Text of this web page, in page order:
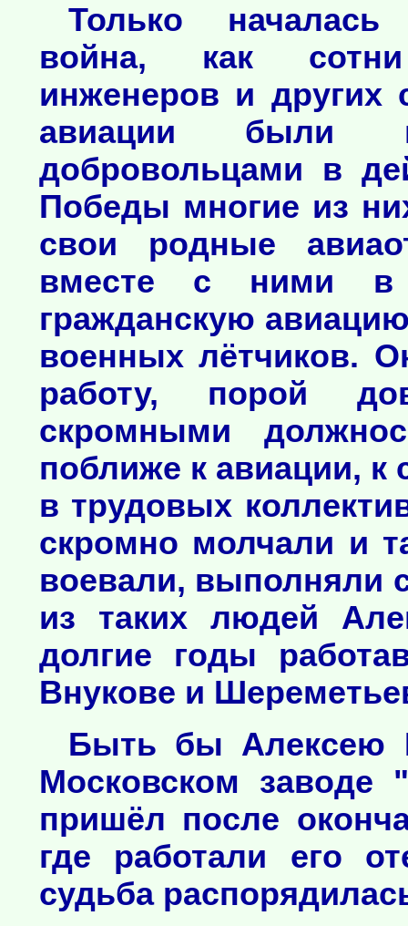
Только началась
война, как
инженеров и других
авиации были
добровольцами в
Победы многие из
свои родные
вместе с ними в
гражданскую
военных лётчиков.
работу, порой
скромными
поближе к авиации, к
в трудовых
скромно молчали и
воевали, выполняли
из таких людей
долгие годы
Внукове и
Быть бы Алексею
Московском заводе
пришёл после
где работали его
судьба